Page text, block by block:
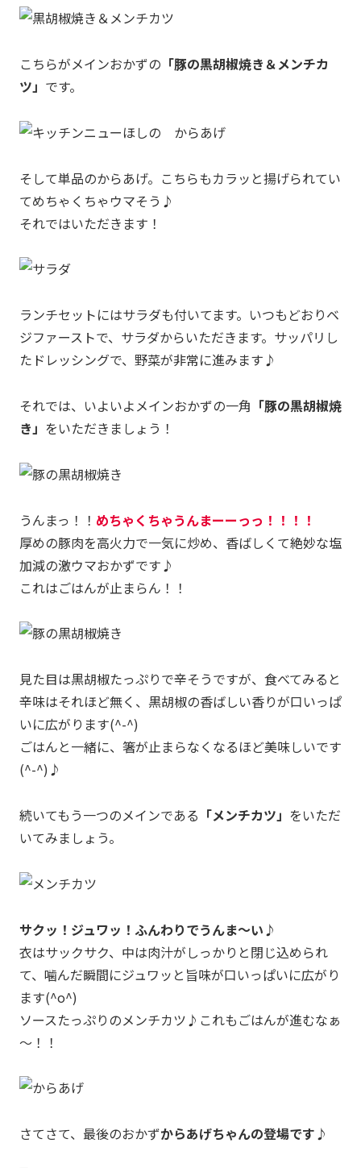
こちらがメインおかずの 「豚の黒胡椒焼き＆メンチカ
ツ」 です。
そして単品のからあげ。こちらもカラッと揚げられてい
てめちゃくちゃウマそう♪
それではいただきます！
ランチセットにはサラダも付いてます。いつもどおりベ
ジファーストで、サラダからいただきます。サッパリし
たドレッシングで、野菜が非常に進みます♪
それでは、いよいよメインおかずの一角 「豚の黒胡椒焼
き」 をいただきましょう！
うんまっ！！ めちゃくちゃうんまーーっっ！！！！
厚めの豚肉を高火力で一気に炒め、香ばしくて絶妙な塩
加減の激ウマおかずです♪
これはごはんが止まらん！！
見た目は黒胡椒たっぷりで辛そうですが、食べてみると
辛味はそれほど無く、黒胡椒の香ばしい香りが口いっぱ
いに広がります(^-^)
ごはんと一緒に、箸が止まらなくなるほど美味しいです
(^-^)♪
続いてもう一つのメインである 「メンチカツ」 をいただ
いてみましょう。
サクッ！ジュワッ！ふんわりでうんま～い♪
衣はサックサク、中は肉汁がしっかりと閉じ込められ
て、噛んだ瞬間にジュワッと旨味が口いっぱいに広がり
ます(^o^)
ソースたっぷりのメンチカツ♪これもごはんが進むなぁ
～！！
さてさて、最後のおかずからあげちゃんの登場です♪